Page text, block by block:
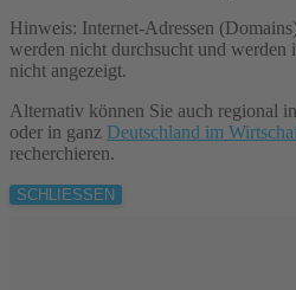
Hinweis: Internet-Adressen
werden nicht durchsucht und werden
nicht angezeigt.
Alternativ können Sie auch regional
oder in ganz Deutschland im
recherchieren.
SCHLIESSEN